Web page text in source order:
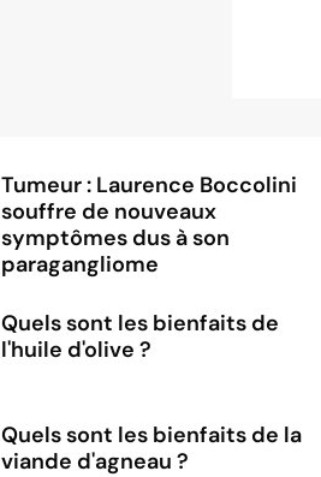
Tumeur : Laurence Boccolini
souffre de nouveaux
symptômes dus à son
paragangliome
Quels sont les bienfaits de
l'huile d'olive ?
Quels sont les bienfaits de la
viande d'agneau ?